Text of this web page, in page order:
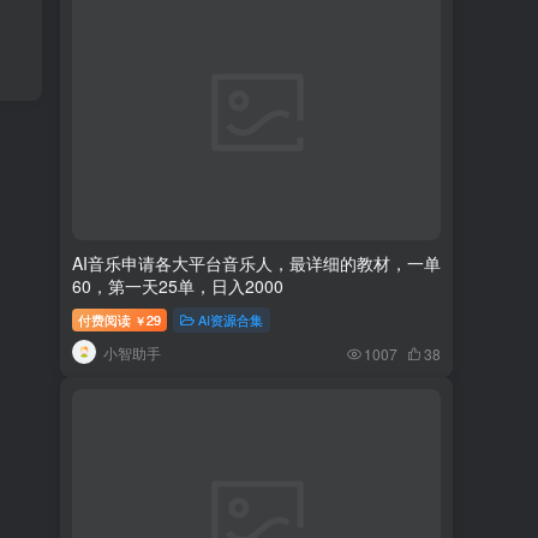
AI音乐申请各大平台音乐人，最详细的教材，一单
60，第一天25单，日入2000
付费阅读 ￥29 AI资源合集
小智助手 1007 38